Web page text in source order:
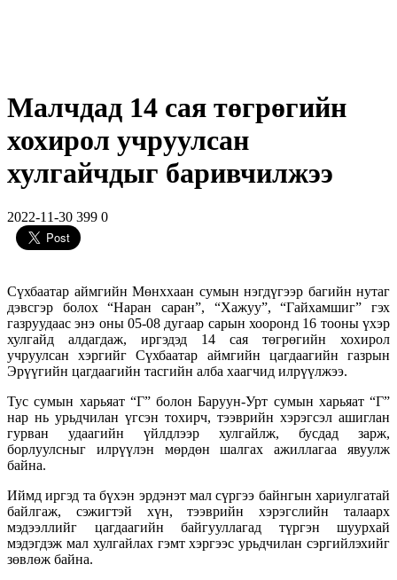
Малчдад 14 сая төгрөгийн
хохирол учруулсан
хулгайчдыг баривчилжээ
2022-11-30 399 0
Сүхбаатар аймгийн Мөнххаан сумын нэгдүгээр багийн нутаг
дэвсгэр болох “Наран саран”, “Хажуу”, “Гайхамшиг” гэх
газруудаас энэ оны 05-08 дугаар сарын хооронд 16 тооны үхэр
хулгайд алдагдаж, иргэдэд 14 сая төгрөгийн хохирол
учруулсан хэргийг Сүхбаатар аймгийн цагдаагийн газрын
Эрүүгийн цагдаагийн тасгийн алба хаагчид илрүүлжээ.
Тус сумын харьяат “Г” болон Баруун-Урт сумын харьяат “Г”
нар нь урьдчилан үгсэн тохирч, тээврийн хэрэгсэл ашиглан
гурван удаагийн үйлдлээр хулгайлж, бусдад зарж,
борлуулсныг илрүүлэн мөрдөн шалгах ажиллагаа явуулж
байна.
Иймд иргэд та бүхэн эрдэнэт мал сүргээ байнгын хариулгатай
байлгаж, сэжигтэй хүн, тээврийн хэрэгслийн талаарх
мэдээллийг цагдаагийн байгууллагад түргэн шуурхай
мэдэгдэж мал хулгайлах гэмт хэргээс урьдчилан сэргийлэхийг
зөвлөж байна.